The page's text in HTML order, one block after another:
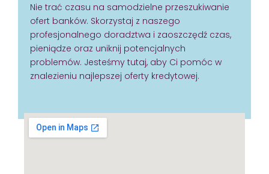
Nie trać czasu na samodzielne przeszukiwanie
ofert banków. Skorzystaj z naszego
profesjonalnego doradztwa i zaoszczędź czas,
pieniądze oraz uniknij potencjalnych
problemów. Jesteśmy tutaj, aby Ci pomóc w
znalezieniu najlepszej oferty kredytowej.